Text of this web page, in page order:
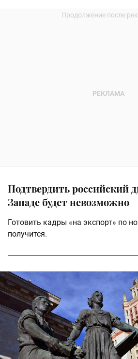
Подтвердить российский
Западе будет невозможно
Готовить кадры «на экспорт» по
получится.